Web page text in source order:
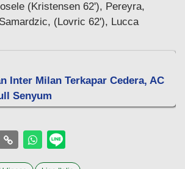
(Kristensen 62'), Pereyra,
(Lovric 62'), Lucca
Inter Milan Terkapar Cedera, AC
Senyum